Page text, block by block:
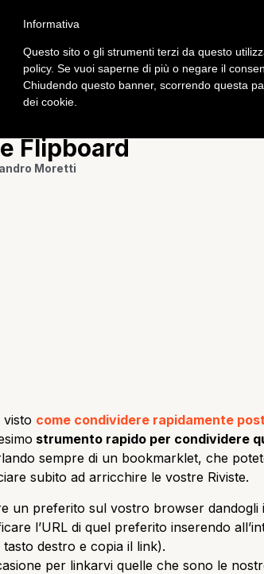
Flipboard
Moretti
come condividere rapidamente
strumento rapido per condividere
sempre di un bookmarklet, che
subito ad arricchire le vostre Riviste.
un preferito sul vostro browser dandogli
l’URL di quel preferito inserendo
destro e copia il link).
per linkarvi quelle che sono le
Informativa
Questo sito o gli strumenti terzi da questo
policy. Se vuoi saperne di più o negare il
Chiudendo questo banner, scorrendo questa
dei cookie.